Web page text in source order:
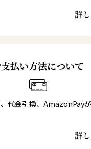
詳
払い方法について
代金引換、AmazonPay
詳